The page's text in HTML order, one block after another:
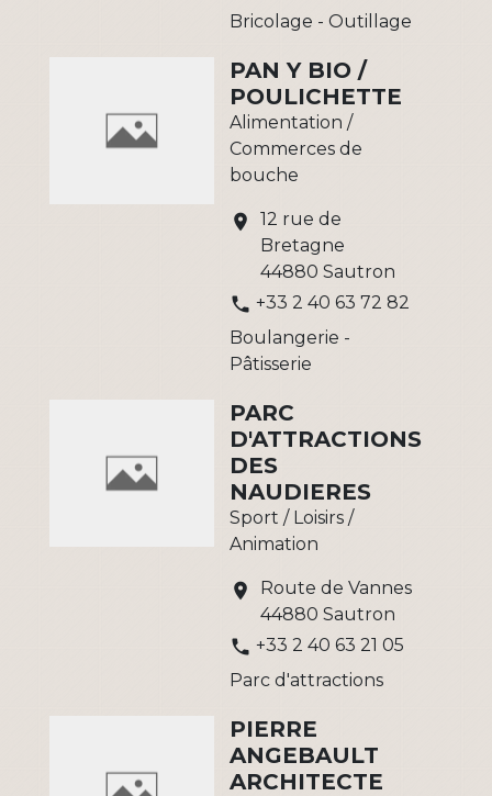
Bricolage - Outillage
PAN Y BIO /
POULICHETTE
Alimentation /
Commerces de
bouche
location_on
12 rue de
Bretagne
44880 Sautron
phone +33 2 40 63 72 82
Boulangerie -
Pâtisserie
PARC
D'ATTRACTIONS
DES
NAUDIERES
Sport / Loisirs /
Animation
location_on
Route de Vannes
44880 Sautron
phone +33 2 40 63 21 05
Parc d'attractions
PIERRE
ANGEBAULT
ARCHITECTE